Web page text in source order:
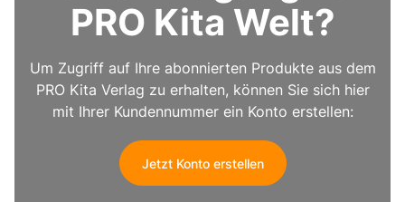
PRO Kita Welt?
Um Zugriff auf Ihre abonnierten Produkte aus dem
PRO Kita Verlag zu erhalten, können Sie sich hier
mit Ihrer Kundennummer ein Konto erstellen:
Jetzt Konto erstellen